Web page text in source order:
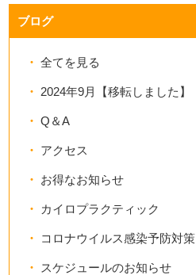
ブログ
全てを見る
2024年9月【移転しました】
Q＆A
アクセス
お得なお知らせ
カイロプラクティック
コロナウイルス感染予防対策
スケジュールのお知らせ